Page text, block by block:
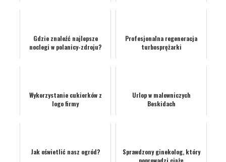
Gdzie znaleźć najlepsze
noclegi w polanicy-zdroju?
Profesjonalna regeneracja
turbosprężarki
Wykorzystanie cukierków z
logo firmy
Urlop w malowniczych
Beskidach
Jak oświetlić nasz ogród?
Sprawdzony ginekolog, który
poprowadzi ciążę